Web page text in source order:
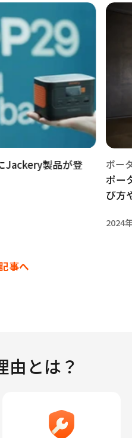
Jackery製品が登
ポー
び方
2024
事へ
とは？